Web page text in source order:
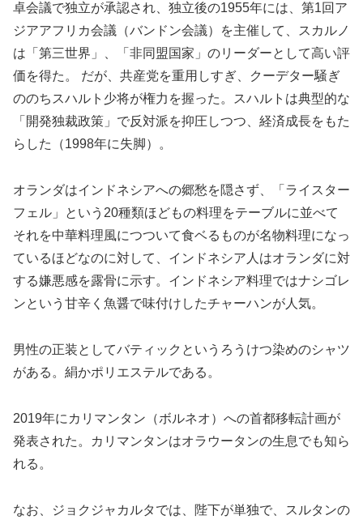
卓会議で独立が承認され、独立後の1955年には、第1回ア
ジアアフリカ会議（バンドン会議）を主催して、スカルノ
は「第三世界」、「非同盟国家」のリーダーとして高い評
価を得た。 だが、共産党を重用しすぎ、クーデター騒ぎ
ののちスハルト少将が権力を握った。スハルトは典型的な
「開発独裁政策」で反対派を抑圧しつつ、経済成長をもた
らした（1998年に失脚）。
オランダはインドネシアへの郷愁を隠さず、「ライスター
フェル」という20種類ほどもの料理をテーブルに並べて
それを中華料理風につついて食ベるものが名物料理になっ
ているほどなのに対して、インドネシア人はオランダに対
する嫌悪感を露骨に示す。インドネシア料理ではナシゴレ
ンという甘辛く魚醤で味付けしたチャーハンが人気。
男性の正装としてバティックというろうけつ染めのシャツ
がある。絹かポリエステルである。
2019年にカリマンタン（ボルネオ）への首都移転計画が
発表された。カリマンタンはオラウータンの生息でも知ら
れる。
なお、ジョクジャカルタでは、陛下が単独で、スルタンの